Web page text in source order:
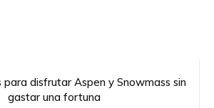
disfrutar Aspen y Snowmass sin
gastar una fortuna